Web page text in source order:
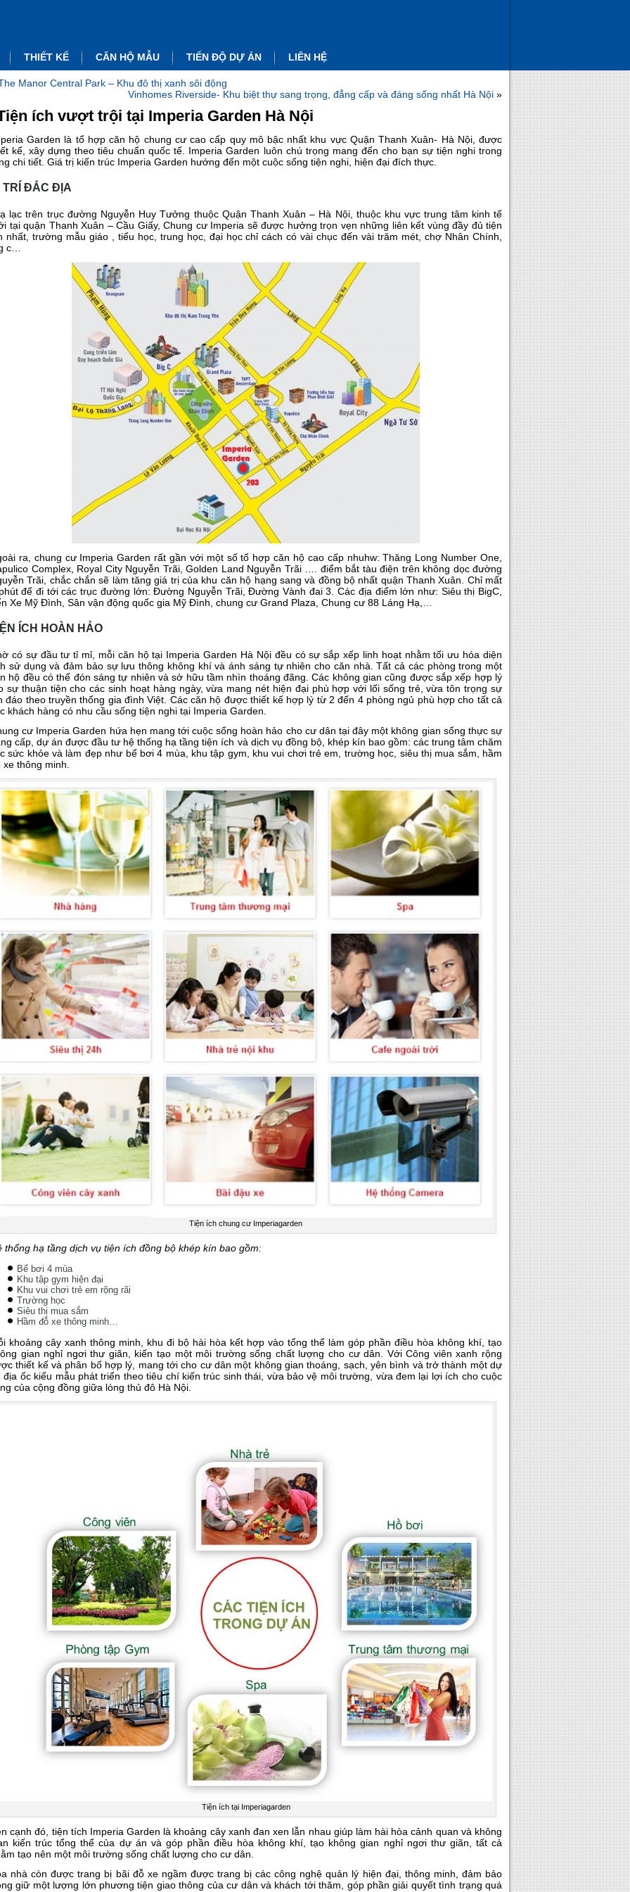
THIẾT KẾ CĂN HỘ MẪU TIẾN ĐỘ DỰ ÁN LIÊN HỆ
Manor Central Park – Khu đô thị xanh sôi động
Vinhomes Riverside- Khu biệt thự sang trọng, đẳng cấp và đáng sống nhất Hà Nội »
ích vượt trội tại Imperia Garden Hà Nội
Garden là tổ hợp căn hộ chung cư cao cấp quy mô bậc nhất khu vực Quận Thanh Xuân- Hà Nội, được
kế, xây dựng theo tiêu chuẩn quốc tế. Imperia Garden luôn chú trọng mang đến cho bạn sự tiện nghi trong
chi tiết. Giá trị kiến trúc Imperia Garden hướng đến một cuộc sống tiện nghi, hiện đại đích thực.
TRÍ ĐẮC ĐỊA
lạc trên trục đường Nguyễn Huy Tưởng thuộc Quận Thanh Xuân – Hà Nội, thuộc khu vực trung tâm kinh tế
tại quận Thanh Xuân – Cầu Giấy, Chung cư Imperia sẽ được hưởng trọn vẹn những liên kết vùng đầy đủ tiện
nhất, trường mẫu giáo , tiểu học, trung học, đại học chỉ cách có vài chục đến vài trăm mét, chợ Nhân Chính,
c…
ra, chung cư Imperia Garden rất gần với một số tổ hợp căn hộ cao cấp nhuhw: Thăng Long Number One,
Complex, Royal City Nguyễn Trãi, Golden Land Nguyễn Trãi …. điểm bắt tàu điện trên không dọc đường
Trãi, chắc chắn sẽ làm tăng giá trị của khu căn hộ hạng sang và đồng bộ nhất quận Thanh Xuân. Chỉ mất
để đi tới các trục đường lớn: Đường Nguyễn Trãi, Đường Vành đai 3. Các địa điểm lớn như: Siêu thị BigC,
Xe Mỹ Đình, Sân vận động quốc gia Mỹ Đình, chung cư Grand Plaza, Chung cư 88 Láng Hạ,…
ÍCH HOÀN HẢO
có sự đầu tư tỉ mỉ, mỗi căn hộ tại Imperia Garden Hà Nội đều có sự sắp xếp linh hoạt nhằm tối ưu hóa diện
sử dụng và đảm bảo sự lưu thông không khí và ánh sáng tự nhiên cho căn nhà. Tất cả các phòng trong một
hộ đều có thể đón sáng tự nhiên và sở hữu tầm nhìn thoáng đãng. Các không gian cũng được sắp xếp hợp lý
sự thuận tiện cho các sinh hoạt hàng ngày, vừa mang nét hiện đại phù hợp với lối sống trẻ, vừa tôn trọng sự
đáo theo truyền thống gia đình Việt. Các căn hộ được thiết kế hợp lý từ 2 đến 4 phòng ngủ phù hợp cho tất cả
khách hàng có nhu cầu sống tiện nghi tại Imperia Garden.
cư Imperia Garden hứa hẹn mang tới cuộc sống hoàn hảo cho cư dân tại đây một không gian sống thực sự
cấp, dự án được đầu tư hệ thống hạ tầng tiện ích và dịch vụ đồng bộ, khép kín bao gồm: các trung tâm chăm
sức khỏe và làm đẹp như bể bơi 4 mùa, khu tập gym, khu vui chơi trẻ em, trường học, siêu thị mua sắm, hầm
xe thông minh.
Tiện ích chung cư Imperiagarden
thống hạ tầng dịch vụ tiện ích đồng bộ khép kín bao gồm:
Bể bơi 4 mùa
Khu tập gym hiện đại
Khu vui chơi trẻ em rộng rãi
Trường học
Siêu thị mua sắm
Hầm đỗ xe thông minh…
khoảng cây xanh thông minh, khu đi bộ hài hòa kết hợp vào tổng thể làm góp phần điều hòa không khí, tạo
gian nghỉ ngơi thư giãn, kiến tạo một môi trường sống chất lượng cho cư dân. Với Công viên xanh rộng
thiết kế và phân bố hợp lý, mang tới cho cư dân một không gian thoáng, sạch, yên bình và trở thành một dự
địa ốc kiểu mẫu phát triển theo tiêu chí kiến trúc sinh thái, vừa bảo vệ môi trường, vừa đem lại lợi ích cho cuộc
của cộng đồng giữa lòng thủ đô Hà Nội.
Tiện ích tại Imperiagarden
cạnh đó, tiện tích Imperia Garden là khoảng cây xanh đan xen lẫn nhau giúp làm hài hòa cảnh quan và không
kiến trúc tổng thể của dự án và góp phần điều hòa không khí, tạo không gian nghỉ ngơi thư giãn, tất cả
tạo nên một môi trường sống chất lượng cho cư dân.
nhà còn được trang bị bãi đỗ xe ngầm được trang bị các công nghệ quản lý hiện đại, thông minh, đảm bảo
giữ một lượng lớn phương tiện giao thông của cư dân và khách tới thăm, góp phần giải quyết tình trạng quá